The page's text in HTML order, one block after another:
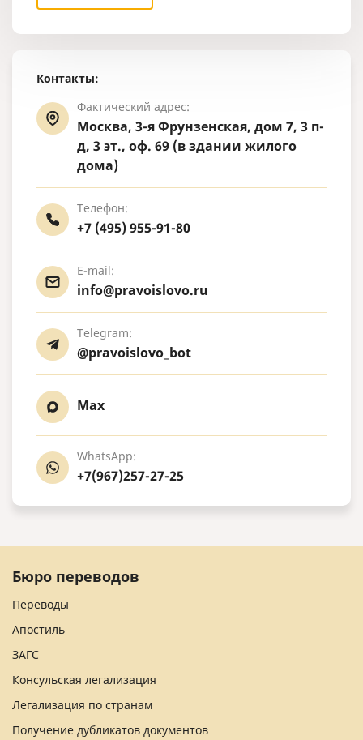
Контакты:
Фактический адрес:
Москва, 3-я Фрунзенская, дом 7, 3 п-
д, 3 эт., оф. 69 (в здании жилого
дома)
Телефон:
+7 (495) 955-91-80
E-mail:
info@pravoislovo.ru
Telegram:
@pravoislovo_bot
Max
WhatsApp:
+7(967)257-27-25
Бюро переводов
Переводы
Апостиль
ЗАГС
Консульская легализация
Легализация по странам
Получение дубликатов документов